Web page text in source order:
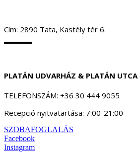
Cím: 2890 Tata, Kastély tér 6.
PLATÁN UDVARHÁZ & PLATÁN UTCA
TELEFONSZÁM: +36 30 444 9055
Recepció nyitvatartása: 7:00-21:00
SZOBAFOGLALÁS
Facebook
Instagram